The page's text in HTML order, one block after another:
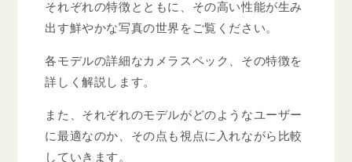
それぞれの特徴とともに、その高い性能が生み
出す鮮やかな写真の世界をご覧ください。
各モデルの詳細なカメラスペック、その特徴を
詳しく解説します。
また、それぞれのモデルがどのようなユーザー
に最適なのか、その点も視点に入れながら比較
していきます。